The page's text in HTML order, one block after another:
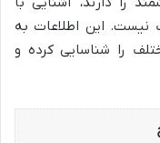
این اطلاعات به
را شناسایی کرده و